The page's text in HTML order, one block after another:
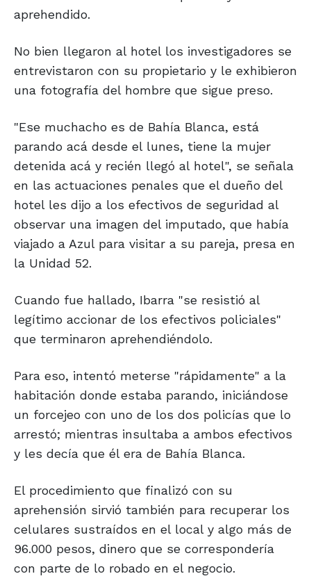
aprehendido.
No bien llegaron al hotel los investigadores se
entrevistaron con su propietario y le exhibieron
una fotografía del hombre que sigue preso.
"Ese muchacho es de Bahía Blanca, está
parando acá desde el lunes, tiene la mujer
detenida acá y recién llegó al hotel", se señala
en las actuaciones penales que el dueño del
hotel les dijo a los efectivos de seguridad al
observar una imagen del imputado, que había
viajado a Azul para visitar a su pareja, presa en
la Unidad 52.
Cuando fue hallado, Ibarra "se resistió al
legítimo accionar de los efectivos policiales"
que terminaron aprehendiéndolo.
Para eso, intentó meterse "rápidamente" a la
habitación donde estaba parando, iniciándose
un forcejeo con uno de los dos policías que lo
arrestó; mientras insultaba a ambos efectivos
y les decía que él era de Bahía Blanca.
El procedimiento que finalizó con su
aprehensión sirvió también para recuperar los
celulares sustraídos en el local y algo más de
96.000 pesos, dinero que se correspondería
con parte de lo robado en el negocio.